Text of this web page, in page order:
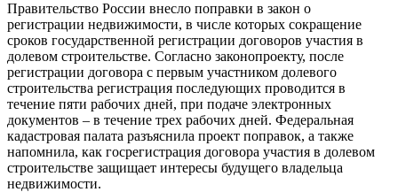
Правительство России внесло поправки в закон о
регистрации недвижимости, в числе которых сокращение
сроков государственной регистрации договоров участия в
долевом строительстве. Согласно законопроекту, после
регистрации договора с первым участником долевого
строительства регистрация последующих проводится в
течение пяти рабочих дней, при подаче электронных
документов – в течение трех рабочих дней. Федеральная
кадастровая палата разъяснила проект поправок, а также
напомнила, как госрегистрация договора участия в долевом
строительстве защищает интересы будущего владельца
недвижимости.